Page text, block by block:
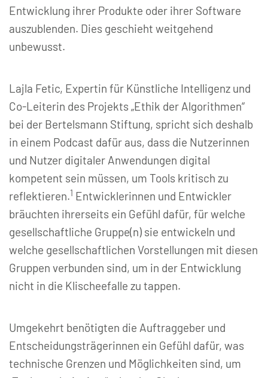
Entwicklung ihrer Produkte oder ihrer Software
auszublenden. Dies geschieht weitgehend
unbewusst.
Lajla Fetic, Expertin für Künstliche Intelligenz und
Co-Leiterin des Projekts „Ethik der Algorithmen“
bei der Bertelsmann Stiftung, spricht sich deshalb
in einem Podcast dafür aus, dass die Nutzerinnen
und Nutzer digitaler Anwendungen digital
kompetent sein müssen, um Tools kritisch zu
reflektieren.1 Entwicklerinnen und Entwickler
bräuchten ihrerseits ein Gefühl dafür, für welche
gesellschaftliche Gruppe(n) sie entwickeln und
welche gesellschaftlichen Vorstellungen mit diesen
Gruppen verbunden sind, um in der Entwicklung
nicht in die Klischeefalle zu tappen.
Umgekehrt benötigten die Auftraggeber und
Entscheidungsträgerinnen ein Gefühl dafür, was
technische Grenzen und Möglichkeiten sind, um